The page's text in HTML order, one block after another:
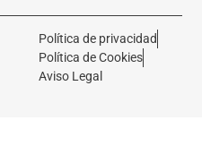
Política de privacidad
Política de Cookies
Aviso Legal